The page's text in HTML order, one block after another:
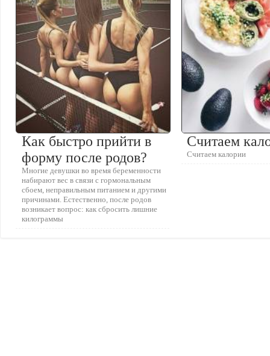
Как быстро прийти в
форму после родов?
Многие девушки во время беременности
набирают вес в связи с гормональным
сбоем, неправильным питанием и другими
причинами. Естественно, после родов
возникает вопрос: как сбросить лишние
килограммы
Считаем
Считаем калории